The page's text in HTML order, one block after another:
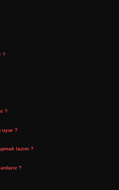
?
?
uyur ?
lazım ?
?